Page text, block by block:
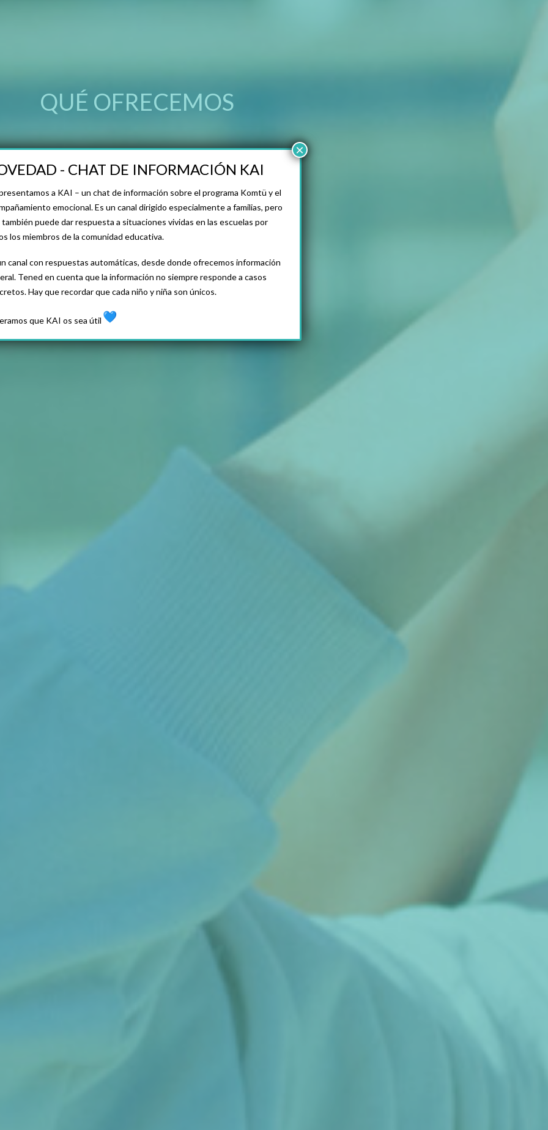
QUÉ OFRECEMOS
- CHAT DE INFORMACIÓN KAI
a KAI – un chat de información sobre el programa Komtü y el
emocional. Es un canal dirigido especialmente a familias, pero
también puede dar respuesta a situaciones vividas en las escuelas por
los miembros de la comunidad educativa.
canal con respuestas automáticas, desde donde ofrecemos información
Tened en cuenta que la información no siempre responde a casos
Hay que recordar que cada niño y niña son únicos.
que KAI os sea útil
×